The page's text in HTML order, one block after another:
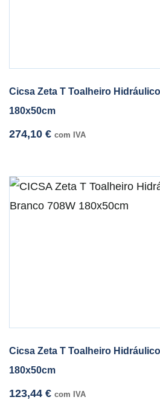
Cicsa Zeta T Toalheiro
180x50cm
274,10 € com IVA
Cicsa Zeta T Toalheiro
180x50cm
123,44 € com IVA